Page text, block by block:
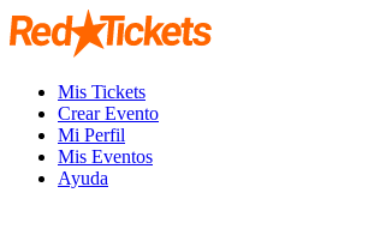
Mis Tickets
Crear Evento
Mi Perfil
Mis Eventos
Ayuda